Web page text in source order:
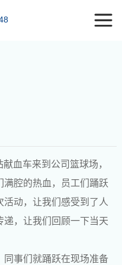
献血车来到公司篮球场，
满腔的热血，员工们踊跃
动，让我们感受到了人
递，让我们回顾一下当天
同事们就踊跃在现场准备